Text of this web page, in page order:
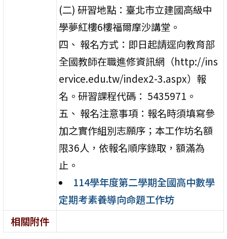
(二) 研習地點：臺北市立建國高級中
學夢紅樓6樓福爾摩沙講堂。
四、 報名方式：即日起請逕向教育部
全國教師在職進修資訊網（http://ins
ervice.edu.tw/index2-3.aspx）報
名。研習課程代碼： 5435971。
五、 報名注意事項：報名時須填寫參
加之實作組別志願序；本工作坊名額
限36人，依報名順序錄取，額滿為
止。
114學年度第二學期全國高中數學
定期考素養導向命題工作坊
相關附件